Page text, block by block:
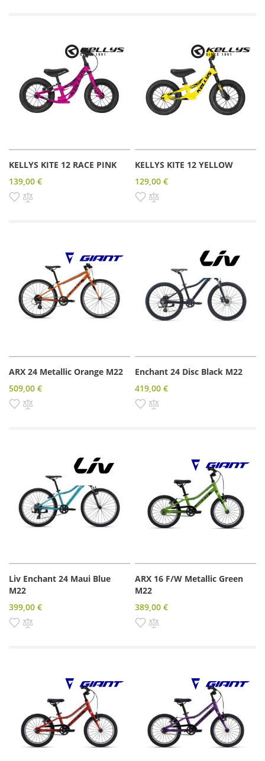
KELLYS KITE 12 RACE PINK
139,00 €
Pridať do zoznamu prianí
KELLYS KITE 12 YELLOW
129,00 €
Pridať do zoznamu prianí
ARX 24 Metallic Orange M22
509,00 €
Pridať do zoznamu prianí
Enchant 24 Disc Black M22
419,00 €
Pridať do zoznamu prianí
Liv Enchant 24 Maui Blue
M22
399,00 €
Pridať do zoznamu prianí
ARX 16 F/W Metallic Green
M22
389,00 €
Pridať do zoznamu prianí